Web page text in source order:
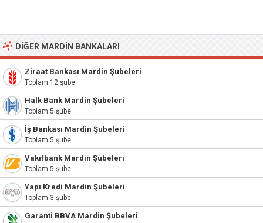
DIĞER MARDIN BANKALARI
Ziraat Bankası Mardin Şubeleri
Toplam 12 şube
Halk Bank Mardin Şubeleri
Toplam 5 şube
İş Bankası Mardin Şubeleri
Toplam 5 şube
Vakıfbank Mardin Şubeleri
Toplam 5 şube
Yapı Kredi Mardin Şubeleri
Toplam 3 şube
Garanti BBVA Mardin Şubeleri